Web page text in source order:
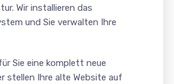
Wir installieren das
und Sie verwalten Ihre
Sie eine komplett neue
stellen Ihre alte Website auf